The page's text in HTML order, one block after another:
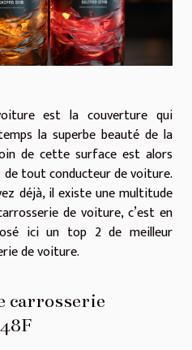
est la couverture qui
la superbe beauté de la
de cette surface est alors
de tout conducteur de voiture.
déjà, il existe une multitude
de voiture, c’est en
ici un top 2 de meilleur
de voiture.
carrosserie